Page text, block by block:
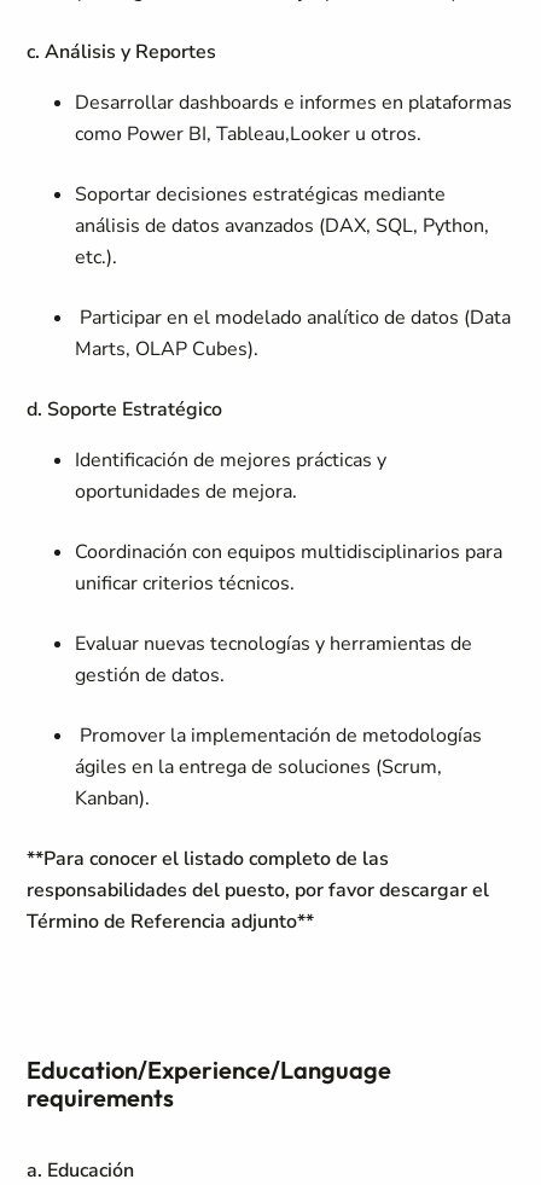
c. Análisis y Reportes
Desarrollar dashboards e informes en plataformas
como Power BI, Tableau,Looker u otros.
Soportar decisiones estratégicas mediante
análisis de datos avanzados (DAX, SQL, Python,
etc.).
Participar en el modelado analítico de datos (Data
Marts, OLAP Cubes).
d. Soporte Estratégico
Identificación de mejores prácticas y
oportunidades de mejora.
Coordinación con equipos multidisciplinarios para
unificar criterios técnicos.
Evaluar nuevas tecnologías y herramientas de
gestión de datos.
Promover la implementación de metodologías
ágiles en la entrega de soluciones (Scrum,
Kanban).
**Para conocer el listado completo de las
responsabilidades del puesto, por favor descargar el
Término de Referencia adjunto**
Education/Experience/Language
requirements
a. Educación